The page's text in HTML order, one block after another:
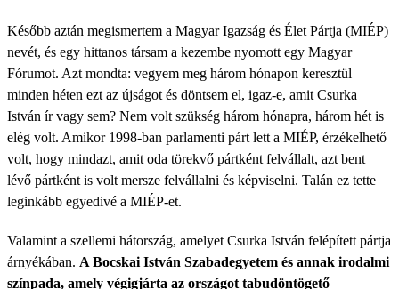
Később aztán megismertem a Magyar Igazság és Élet Pártja (MIÉP)
nevét, és egy hittanos társam a kezembe nyomott egy Magyar
Fórumot. Azt mondta: vegyem meg három hónapon keresztül
minden héten ezt az újságot és döntsem el, igaz-e, amit Csurka
István ír vagy sem? Nem volt szükség három hónapra, három hét is
elég volt. Amikor 1998-ban parlamenti párt lett a MIÉP, érzékelhető
volt, hogy mindazt, amit oda törekvő pártként felvállalt, azt bent
lévő pártként is volt mersze felvállalni és képviselni. Ta­lán ez tette
leginkább egyedivé a MIÉP-et.
Valamint a szellemi hátország, amelyet Csurka István felépített pártja
árnyékában. A Bocskai István Szabadegyetem és annak irodalmi
színpada, amely végigjárta az országot tabudöntögető